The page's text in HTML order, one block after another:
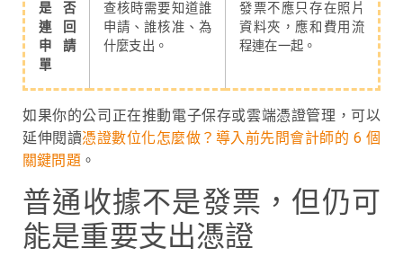
是否
連回
申請
單
查核時需要知道誰
申請、誰核准、為
什麼支出。
發票不應只存在照片
資料夾，應和費用流
程連在一起。
如果你的公司正在推動電子保存或雲端憑證管理，可以
延伸閱讀憑證數位化怎麼做？導入前先問會計師的 6 個
關鍵問題 。
普通收據不是發票，但仍可
能是重要支出憑證